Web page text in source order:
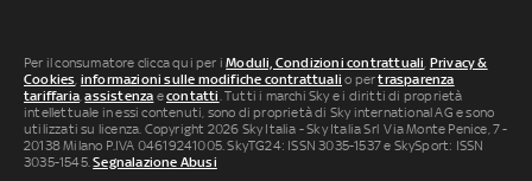
Per il consumatore clicca qui per iModuli, Condizioni contrattuali, Privacy &
Cookies, informazioni sulle modifiche contrattuali o pertrasparenza
tariffaria,assistenza econtatti. Tutti i marchi Sky e i diritti di proprietà
intellettuale in essi contenuti, sono di proprietà di Sky international AG e sono
utilizzati su licenza. Copyright 2026 Sky Italia - Sky Italia Srl Via Monte Penice, 7 -
20138 Milano P.IVA 04619241005. SkyTG24: ISSN 3035-1537 e SkySport: ISSN
3035-1545.Segnalazione Abusi